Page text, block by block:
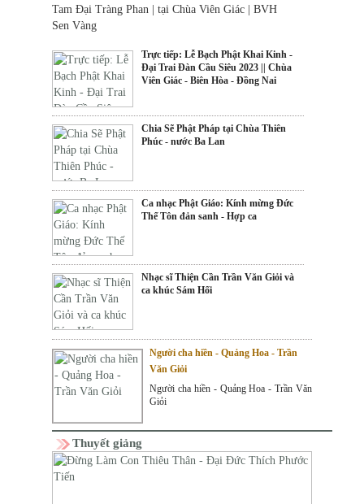
Tam Đại Tràng Phan | tại Chùa Viên Giác | BVH
Sen Vàng
Trực tiếp: Lễ Bạch Phật Khai Kinh -
Đại Trai Đàn Cầu Siêu 2023 || Chùa
Viên Giác - Biên Hòa - Đồng Nai
Chia Sẽ Phật Pháp tại Chùa Thiên
Phúc - nước Ba Lan
Ca nhạc Phật Giáo: Kính mừng Đức
Thế Tôn đản sanh - Hợp ca
Nhạc sĩ Thiện Cần Trần Văn Giỏi và
ca khúc Sám Hối
Người cha hiền - Quảng Hoa - Trần
Văn Giỏi
Người cha hiền - Quảng Hoa - Trần Văn
Giỏi
Thuyết giảng